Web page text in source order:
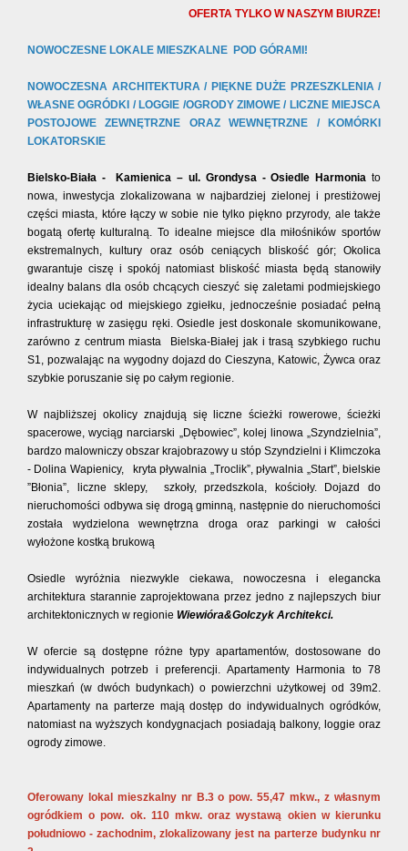
OFERTA TYLKO W NASZYM BIURZE!
NOWOCZESNE LOKALE MIESZKALNE POD GÓRAMI!
NOWOCZESNA ARCHITEKTURA / PIĘKNE DUŻE PRZESZKLENIA /
WŁASNE OGRÓDKI / LOGGIE /OGRODY ZIMOWE / LICZNE MIEJSCA
POSTOJOWE ZEWNĘTRZNE ORAZ WEWNĘTRZNE / KOMÓRKI
LOKATORSKIE
Bielsko-Biała - Kamienica – ul. Grondysa -Osiedle Harmonia to
nowa, inwestycja zlokalizowana w najbardziej zielonej i prestiżowej
części miasta, które łączy w sobie nie tylko piękno przyrody, ale także
bogatą ofertę kulturalną. To idealne miejsce dla miłośników sportów
ekstremalnych, kultury oraz osób ceniących bliskość gór; Okolica
gwarantuje ciszę i spokój natomiast bliskość miasta będą stanowiły
idealny balans dla osób chcących cieszyć się zaletami podmiejskiego
życia uciekając od miejskiego zgiełku, jednocześnie posiadać pełną
infrastrukturę w zasięgu ręki. Osiedle jest doskonale skomunikowane,
zarówno z centrum miasta Bielska-Białej jak i trasą szybkiego ruchu
S1, pozwalając na wygodny dojazd do Cieszyna, Katowic, Żywca oraz
szybkie poruszanie się po całym regionie.
W najbliższej okolicy znajdują się liczne ścieżki rowerowe, ścieżki
spacerowe, wyciąg narciarski „Dębowiec”, kolej linowa „Szyndzielnia”,
bardzo malowniczy obszar krajobrazowy u stóp Szyndzielni i Klimczoka
- Dolina Wapienicy, kryta pływalnia „Troclik”, pływalnia „Start”, bielskie
”Błonia”, liczne sklepy, szkoły, przedszkola, kościoły. Dojazd do
nieruchomości odbywa się drogą gminną, następnie do nieruchomości
została wydzielona wewnętrzna droga oraz parkingi w całości
wyłożone kostką brukową
Osiedle wyróżnia niezwykle ciekawa, nowoczesna i elegancka
architektura starannie zaprojektowana przez jedno z najlepszych biur
architektonicznych w regionie Wiewióra&Golczyk Architekci.
W ofercie są dostępne różne typy apartamentów, dostosowane do
indywidualnych potrzeb i preferencji. Apartamenty Harmonia to 78
mieszkań (w dwóch budynkach) o powierzchni użytkowej od 39m2.
Apartamenty na parterze mają dostęp do indywidualnych ogródków,
natomiast na wyższych kondygnacjach posiadają balkony, loggie oraz
ogrody zimowe.
Oferowany lokal mieszkalny nr B.3 o pow. 55,47 mkw., z własnym
ogródkiem o pow. ok. 110 mkw. oraz wystawą okien w kierunku
południowo - zachodnim, zlokalizowany jest na parterze budynku nr